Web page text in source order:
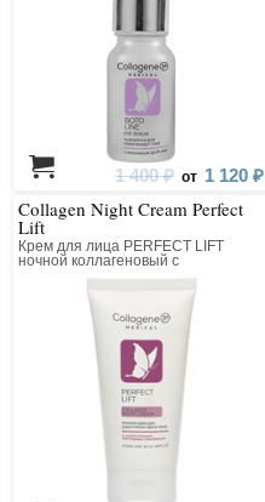
1 400 ₽ от 1 120 ₽
Collagen Night Cream Perfect
Lift
Крем для лица PERFECT LIFT
ночной коллагеновый с
матриксилом